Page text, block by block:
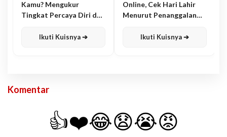
Kamu? Mengukur
Tingkat Percaya Diri dan
Ikuti Kuisnya ➔
Online, Cek Hari Lahir
Menurut Penanggalan
Ikuti Kuisnya ➔
Komentar
👍❤️😂😧😭😡